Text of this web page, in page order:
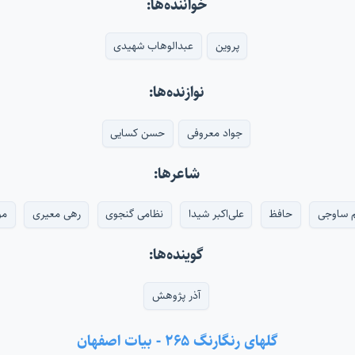
خواننده‌ها:
پروین عبدالوهاب شهیدی
نوازنده‌ها:
جواد معروفی حسن کسایی
شاعرها:
ساوجی حافظ علی‌اکبر شیدا نظامی گنجوی رهی معیری
گوینده‌ها:
آذر پژوهش
گلهای رنگارنگ ۲۶۵ - بیات اصفهان